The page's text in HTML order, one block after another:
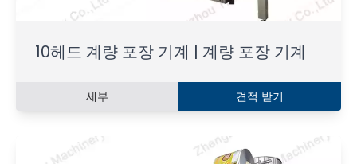
10헤드 계량 포장 기계 | 계량 포장 기계
세부 견적 받기